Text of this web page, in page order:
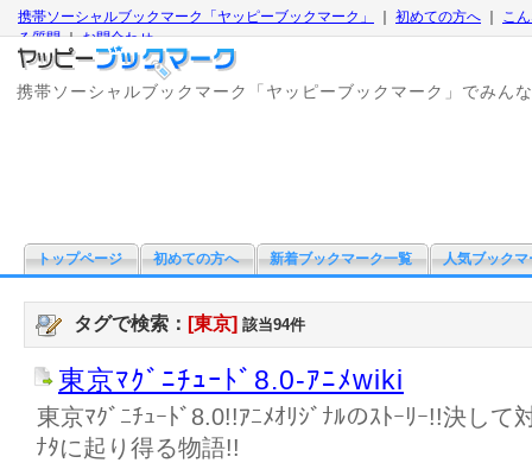
携帯ソーシャルブックマーク「ヤッピーブックマーク」 初めての方へ
こ
る質問｜お問合わせ
携帯ソーシャルブックマーク「ヤッピーブックマーク」でみん
トップページ 初めての方へ 新着ブックマーク一覧 人気ブックマ
タグで検索： [東京] 該当94件
東京ﾏｸﾞﾆﾁｭｰﾄﾞ8.0-ｱﾆﾒwiki
東京ﾏｸﾞﾆﾁｭｰﾄﾞ8.0!!ｱﾆﾒｵﾘｼﾞﾅﾙのｽﾄｰﾘｰ!!決し
ﾅﾀに起り得る物語!!